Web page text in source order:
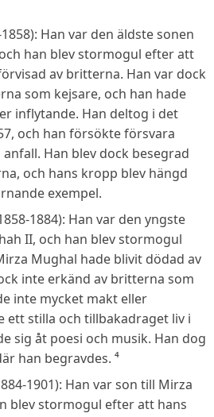
Han var den äldste sonen
han blev stormogul efter att
av britterna. Han var dock
som kejsare, och han hade
inflytande. Han deltog i det
och han försökte försvara
Han blev dock besegrad
och hans kropp blev hängd
exempel.
1884): Han var den yngste
II, och han blev stormogul
Mughal hade blivit dödad av
inte erkänd av britterna som
inte mycket makt eller
ett stilla och tillbakadraget liv i
sig åt poesi och musik. Han dog
han begravdes. ⁴
1901): Han var son till Mirza
blev stormogul efter att hans